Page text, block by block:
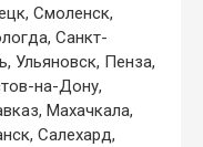
Смоленск,
Санкт-
Ульяновск, Пенза,
на-Дону,
Махачкала,
Салехард,